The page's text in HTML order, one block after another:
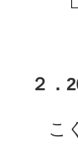
２．
こ